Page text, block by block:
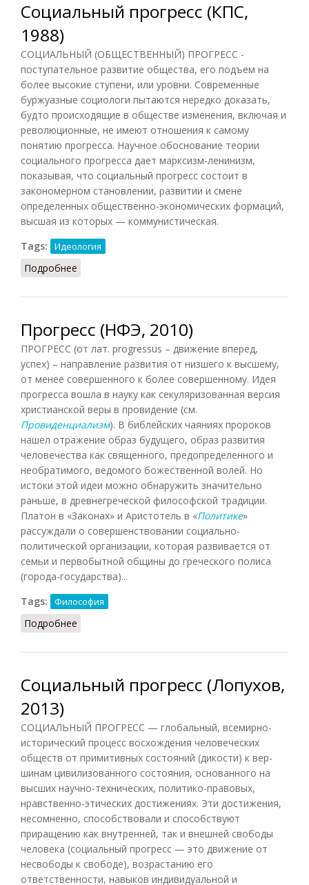
Социальный прогресс (КПС,
1988)
СОЦИАЛЬНЫЙ (ОБЩЕСТВЕННЫЙ) ПРОГРЕСС -
поступательное развитие общества, его подъем на
более высокие ступени, или уровни. Современные
буржуазные социологи пытаются нередко доказать,
будто происходящие в обществе изменения, включая и
революционные, не имеют отношения к самому
понятию прогресса. Научное обоснование теории
социального прогресса дает марксизм-ленинизм,
показывая, что социальный прогресс состоит в
закономерном становлении, развитии и смене
определенных общественно-экономических формаций,
высшая из которых — коммунистическая.
Tags:
Идеология
Подробнее
Прогресс (НФЭ, 2010)
ПРОГРЕСС (от лат. progressus – движение вперед,
успех) – направление развития от низшего к высшему,
от менее совершенного к более совершенному. Идея
прогресса вошла в науку как секуляризованная версия
христианской веры в провидение (см.
Провиденциализм). В библейских чаяниях пророков
нашел отражение образ будущего, образ развития
человечества как священного, предопределенного и
необратимого, ведомого божественной волей. Но
истоки этой идеи можно обнаружить значительно
раньше, в древнегреческой философской традиции.
Платон в «Законах» и Аристотель в «Политике»
рассуждали о совершенствовании социально-
политической организации, которая развивается от
семьи и первобытной общины до греческого полиса
(города-государства)...
Tags:
Философия
Подробнее
Социальный прогресс (Лопухов,
2013)
СОЦИАЛЬНЫЙ ПРОГРЕСС — глобальный, всемирно-
исторический процесс восхождения человеческих
обществ от примитивных состояний (дикости) к вер-
шинам цивилизованного состояния, основанного на
высших научно-технических, политико-правовых,
нравственно-этических достижениях. Эти достижения,
несомненно, способствовали и способствуют
приращению как внутренней, так и внешней свободы
человека (социальный прогресс — это движение от
несвободы к свободе), возрастанию его
ответственности, навыков индивидуальной и